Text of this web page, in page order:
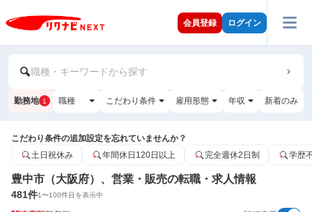
会員登録 ログイン
職種・キーワードから探す
勤務地 1 職種 こだわり条件 雇用形態 年収 新着のみ
こだわり条件の追加設定を忘れていませんか？
土日祝休み
年間休日120日以上 完全週休2日制 学歴
豊中市（大阪府）、営業・販売の転職・求人情報
481件1〜100件目を表示中